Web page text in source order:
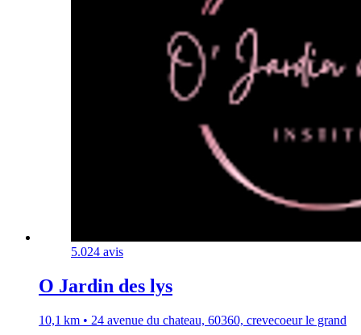
5.024 avis
O Jardin des lys
10,1 km • 24 avenue du chateau, 60360, crevecoeur le grand